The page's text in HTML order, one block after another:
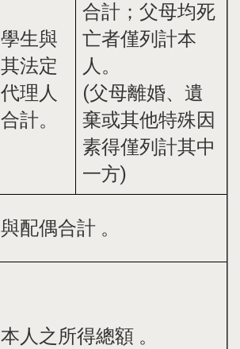
學生與
其法定
代理人
合計。
合計；父母均死
亡者僅列計本
人。
(父母離婚、遺
棄或其他特殊因
素得僅列計其中
一方)
與配偶合計 。
本人之所得總額 。